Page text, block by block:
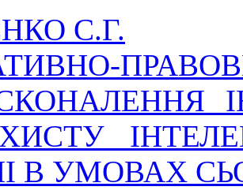
С.Г.
В УМОВАХ